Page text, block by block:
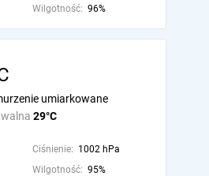
Wilgotność: 96%
29°C
umiarkowane
Ciśnienie: 1002 hPa
Wilgotność: 95%